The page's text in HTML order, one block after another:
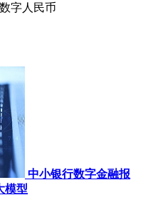
数字人民币
中小银行数字金融报
模型